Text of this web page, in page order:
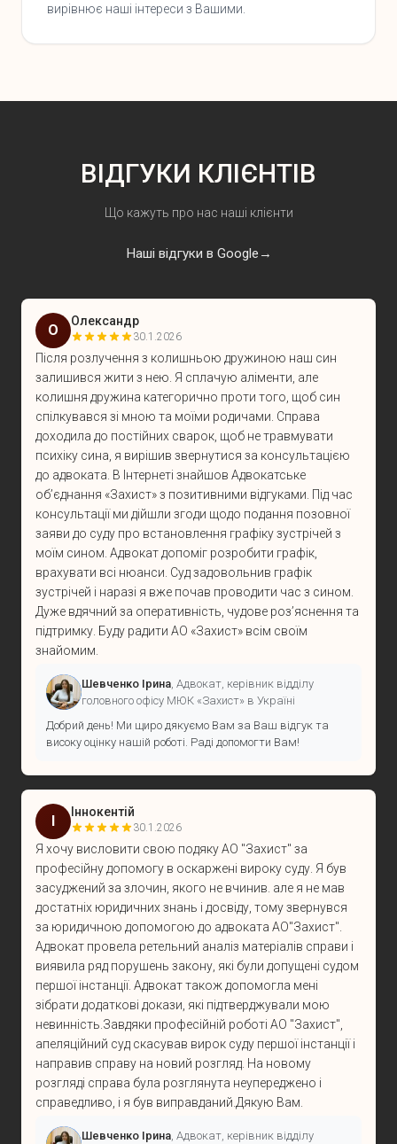
вирівнює наші інтереси з Вашими.
ВІДГУКИ КЛІЄНТІВ
Що кажуть про нас наші клієнти
Наші відгуки в Google →
О
Олександр
30.1.2026
Після розлучення з колишньою дружиною наш син
залишився жити з нею. Я сплачую аліменти, але
колишня дружина категорично проти того, щоб син
спілкувався зі мною та моїми родичами. Справа
доходила до постійних сварок, щоб не травмувати
психіку сина, я вирішив звернутися за консультацією
до адвоката. В Інтернеті знайшов Адвокатське
об’єднання «Захист» з позитивними відгуками. Під час
консультації ми дійшли згоди щодо подання позовної
заяви до суду про встановлення графіку зустрічей з
моїм сином. Адвокат допоміг розробити графік,
врахувати всі нюанси. Суд задовольнив графік
зустрічей і наразі я вже почав проводити час з сином.
Дуже вдячний за оперативність, чудове роз’яснення та
підтримку. Буду радити АО «Захист» всім своїм
знайомим.
Шевченко Ірина , Адвокат, керівник відділу
головного офісу МЮК «Захист» в Україні
Добрий день! Ми щиро дякуємо Вам за Ваш відгук та
високу оцінку нашій роботі. Раді допомогти Вам!
І
Іннокентій
30.1.2026
Я хочу висловити свою подяку АО "Захист" за
професійну допомогу в оскаржені вироку суду. Я був
засуджений за злочин, якого не вчинив. але я не мав
достатніх юридичних знань і досвіду, тому звернувся
за юридичною допомогою до адвоката АО"Захист".
Адвокат провела ретельний аналіз матеріалів справи і
виявила ряд порушень закону, які були допущені судом
першої інстанції. Адвокат також допомогла мені
зібрати додаткові докази, які підтверджували мою
невинність.Завдяки професійній роботі АО "Захист",
апеляційний суд скасував вирок суду першої інстанції і
направив справу на новий розгляд. На новому
розгляді справа була розглянута неупереджено і
справедливо, і я був виправданий.Дякую Вам.
Шевченко Ірина , Адвокат, керівник відділу